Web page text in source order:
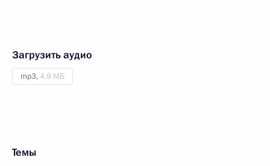
Загрузить аудио
mp3,4.9 МБ
Темы